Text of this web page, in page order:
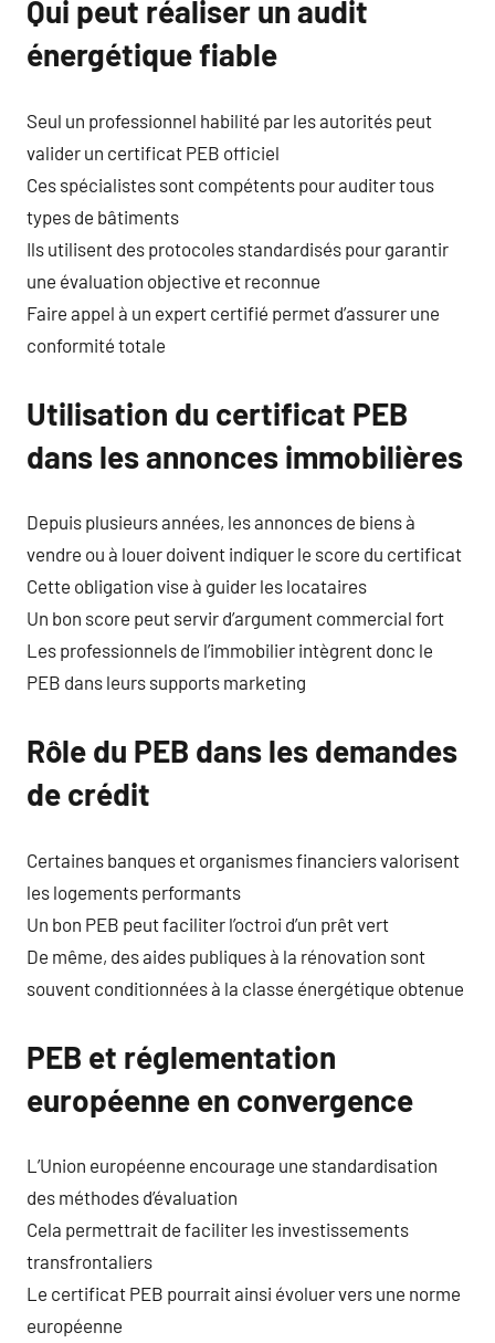
Qui peut réaliser un audit
énergétique fiable
Seul un professionnel habilité par les autorités peut
valider un certificat PEB officiel
Ces spécialistes sont compétents pour auditer tous
types de bâtiments
Ils utilisent des protocoles standardisés pour garantir
une évaluation objective et reconnue
Faire appel à un expert certifié permet d’assurer une
conformité totale
Utilisation du certificat PEB
dans les annonces immobilières
Depuis plusieurs années, les annonces de biens à
vendre ou à louer doivent indiquer le score du certificat
Cette obligation vise à guider les locataires
Un bon score peut servir d’argument commercial fort
Les professionnels de l’immobilier intègrent donc le
PEB dans leurs supports marketing
Rôle du PEB dans les demandes
de crédit
Certaines banques et organismes financiers valorisent
les logements performants
Un bon PEB peut faciliter l’octroi d’un prêt vert
De même, des aides publiques à la rénovation sont
souvent conditionnées à la classe énergétique obtenue
PEB et réglementation
européenne en convergence
L’Union européenne encourage une standardisation
des méthodes d’évaluation
Cela permettrait de faciliter les investissements
transfrontaliers
Le certificat PEB pourrait ainsi évoluer vers une norme
européenne